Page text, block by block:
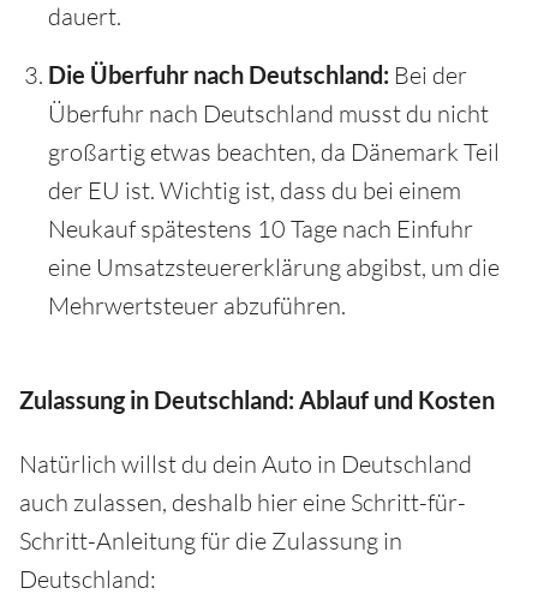
dauert.
Die Überfuhr nach Deutschland: Bei der
Überfuhr nach Deutschland musst du nicht
großartig etwas beachten, da Dänemark Teil
der EU ist. Wichtig ist, dass du bei einem
Neukauf spätestens 10 Tage nach Einfuhr
eine Umsatzsteuererklärung abgibst, um die
Mehrwertsteuer abzuführen.
Zulassung in Deutschland: Ablauf und Kosten
Natürlich willst du dein Auto in Deutschland
auch zulassen, deshalb hier eine Schritt-für-
Schritt-Anleitung für die Zulassung in
Deutschland: